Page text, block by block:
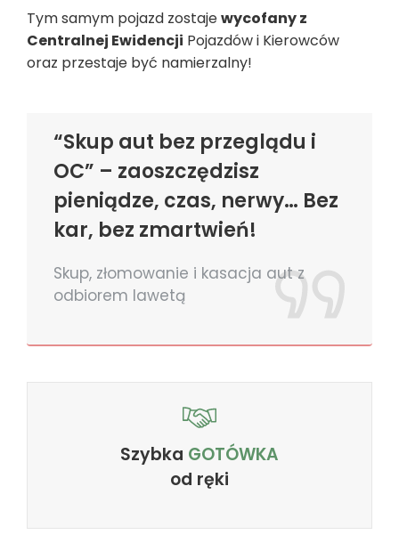
Tym samym pojazd zostajewycofany z
Centralnej Ewidencji Pojazdów i Kierowców
oraz przestaje być namierzalny!
“Skup aut bez przeglądu i
OC” – zaoszczędzisz
pieniądze, czas, nerwy… Bez
kar, bez zmartwień!
Skup, złomowanie i kasacja aut z
odbiorem lawetą
Szybka GOTÓWKA
od ręki